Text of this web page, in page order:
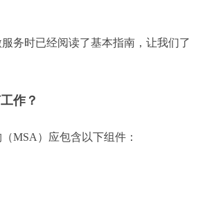
务时已经阅读了基本指南，让我们了
作？
MSA）应包含以下组件：